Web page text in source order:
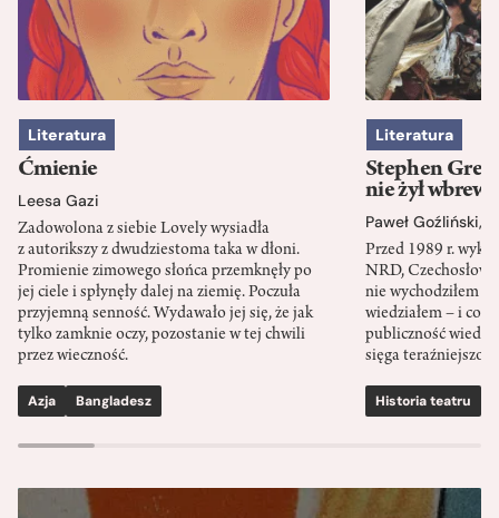
Literatura
Ćmienie
Leesa Gazi
Zadowolona z siebie Lovely wysiadła
z autorikszy z dwudziestoma taka w dłoni.
Promienie zimowego słońca przemknęły po
jej ciele i spłynęły dalej na ziemię. Poczuła
przyjemną senność. Wydawało jej się, że jak
tylko zamknie oczy, pozostanie w tej chwili
przez wieczność.
Azja Bangladesz
Literatura
Stephen
nie żył wbrew
Paweł Goźliński,
Przed 1989 r.
NRD,
nie wychodziłem
wiedziałem – i co
publiczność
sięga
Historia teatru